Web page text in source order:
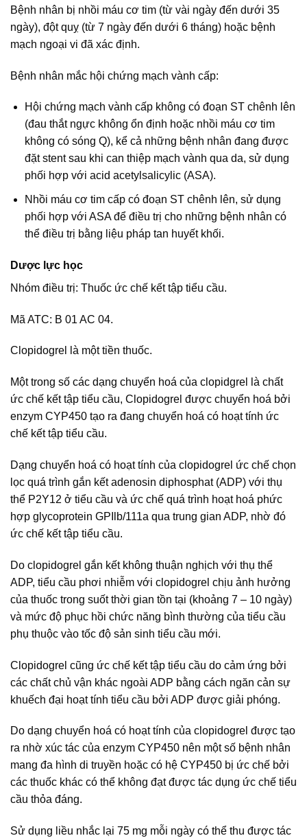
Bệnh nhân bị nhồi máu cơ tim (từ vài ngày đến dưới 35
ngày), đột quỵ (từ 7 ngày đến dưới 6 tháng) hoặc bệnh
mạch ngoại vi đã xác định.
Bệnh nhân mắc hội chứng mạch vành cấp:
Hội chứng mạch vành cấp không có đoạn ST chênh lên
(đau thắt ngực không ổn định hoặc nhồi máu cơ tim
không có sóng Q), kể cả những bệnh nhân đang được
đặt stent sau khi can thiệp mạch vành qua da, sử dụng
phối hợp với acid acetylsalicylic (ASA).
Nhồi máu cơ tim cấp có đoạn ST chênh lên, sử dụng
phối hợp với ASA để điều trị cho những bệnh nhân có
thể điều trị bằng liệu pháp tan huyết khối.
Dược lực học
Nhóm điều trị: Thuốc ức chế kết tập tiểu cầu.
Mã ATC: B 01 AC 04.
Clopidogrel là một tiền thuốc.
Một trong số các dạng chuyển hoá của clopidgrel là chất
ức chế kết tập tiểu cầu, Clopidogrel được chuyển hoá bởi
enzym CYP450 tạo ra đang chuyển hoá có hoạt tính ức
chế kết tập tiểu cầu.
Dạng chuyển hoá có hoạt tính của clopidogrel ức chế chọn
lọc quá trình gắn kết adenosin diphosphat (ADP) với thụ
thể P2Y12 ở tiểu cầu và ức chế quá trình hoạt hoá phức
hợp glycoprotein GPIlb/111a qua trung gian ADP, nhờ đó
ức chế kết tập tiểu cầu.
Do clopidogrel gắn kết không thuận nghịch với thụ thể
ADP, tiểu cầu phơi nhiễm với clopidogrel chịu ảnh hưởng
của thuốc trong suốt thời gian tồn tại (khoảng 7 – 10 ngày)
và mức độ phục hồi chức năng bình thường của tiểu cầu
phụ thuộc vào tốc độ sản sinh tiểu cầu mới.
Clopidogrel cũng ức chế kết tập tiểu cầu do cảm ứng bởi
các chất chủ vận khác ngoài ADP bằng cách ngăn cản sự
khuếch đại hoạt tính tiểu cầu bởi ADP được giải phóng.
Do dạng chuyển hoá có hoạt tính của clopidogrel được tạo
ra nhờ xúc tác của enzym CYP450 nên một số bệnh nhân
mang đa hình di truyền hoặc có hệ CYP450 bị ức chế bởi
các thuốc khác có thể không đạt được tác dụng ức chế tiểu
cầu thỏa đáng.
Sử dụng liều nhắc lại 75 mg mỗi ngày có thể thu được tác